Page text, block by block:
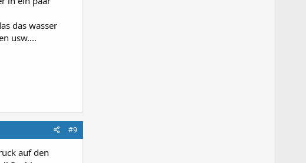
das wasser
usw....
#9
auf den